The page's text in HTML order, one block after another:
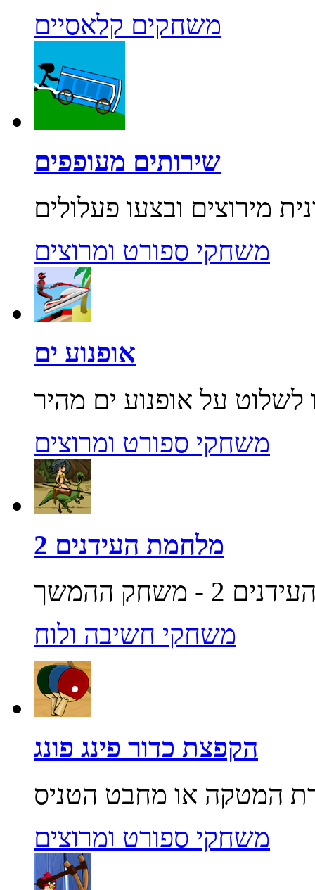
משחקים קלאסיים
שירותים מעופפים
משחקי ספורט ומרוצים
אופנוע ים
משחקי ספורט ומרוצים
מלחמת העידנים 2
משחקי חשיבה ולוח
הקפצת כדור פינג פונג
משחקי ספורט ומרוצים